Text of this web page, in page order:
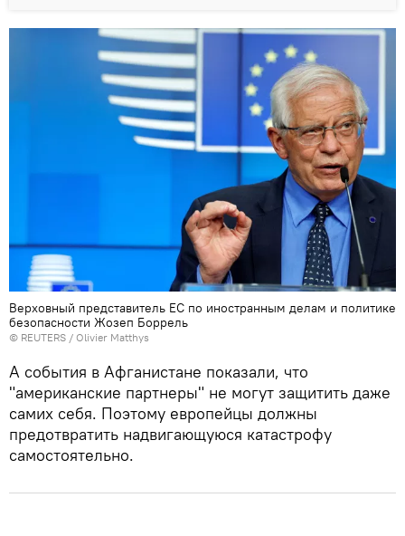
Верховный представитель ЕC по иностранным делам и политике
безопасности Жозеп Боррель
© REUTERS / Olivier Matthys
А события в Афганистане показали, что
"американские партнеры" не могут защитить даже
самих себя. Поэтому европейцы должны
предотвратить надвигающуюся катастрофу
самостоятельно.